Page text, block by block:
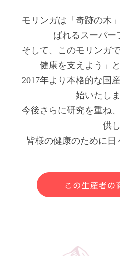
モリンガは「奇跡の木
ばれるスーパー
そして、このモリンガ
健康を支えよう」
2017年より本格的な国
始いたし
今後さらに研究を重ね
供し
皆様の健康のために日